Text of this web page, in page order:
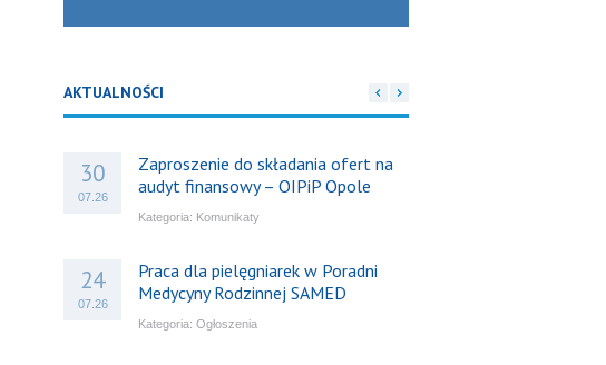
AKTUALNOŚCI
30
07.26
Zaproszenie do składania ofert na
audyt finansowy – OIPiP Opole
Kategoria: Komunikaty
24
07.26
Praca dla pielęgniarek w Poradni
Medycyny Rodzinnej SAMED
Kategoria: Ogłoszenia